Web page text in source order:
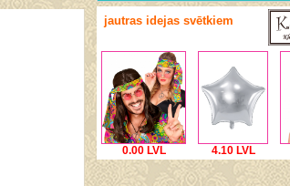
jautras idejas svētkiem
0.00 LVL 4.10 LVL